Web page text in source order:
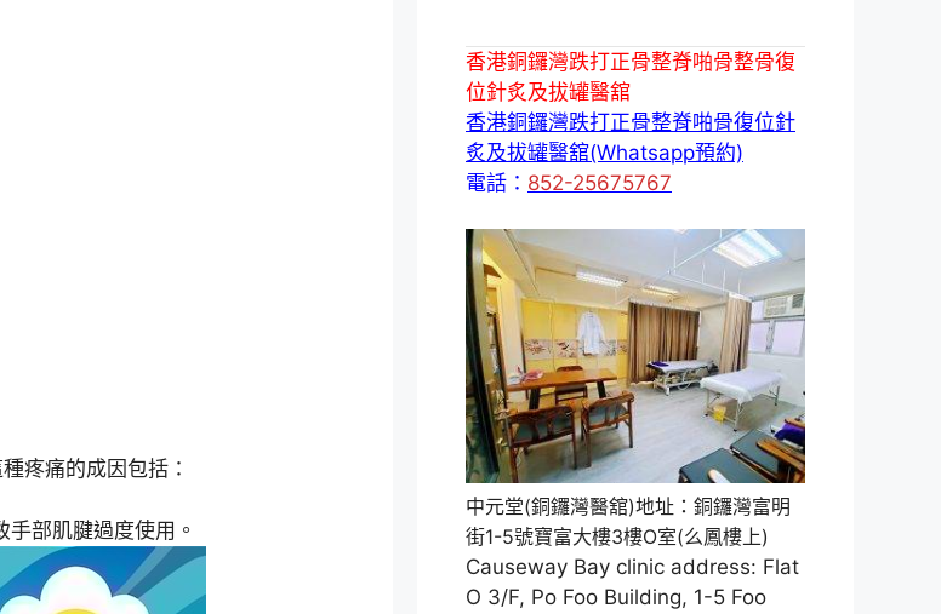
疼痛的成因包括：
手部肌腱過度使用。
香港銅鑼灣跌打正骨整脊啪骨整骨復
位針炙及拔罐醫舘
香港銅鑼灣跌打正骨整脊啪骨復位針
炙及拔罐醫舘(Whatsapp預約)
電話： 852-25675767
中元堂(銅鑼灣醫舘)地址：銅鑼灣富明
街1-5號寶富大樓3樓O室(么鳳樓上)
Causeway Bay clinic address: Flat
O 3/F, Po Foo Building, 1-5 Foo